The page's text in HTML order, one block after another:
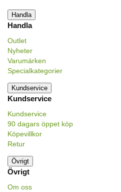
Handla
Handla
Outlet
Nyheter
Varumärken
Specialkategorier
Kundservice
Kundservice
Kundservice
90 dagars öppet köp
Köpevillkor
Retur
Övrigt
Övrigt
Om oss